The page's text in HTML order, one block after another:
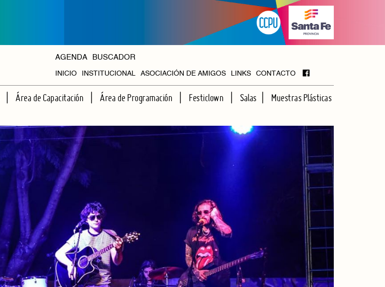
AGENDA BUSCADOR
INICIO INSTITUCIONAL
HISTORIA
ORGANISMOS
ASOCIACIÓN DE AMIGOS LINKS CONTACTO
Área de Capacitación Área de Programación Festiclown Salas
HALL
Muestras Plásticas